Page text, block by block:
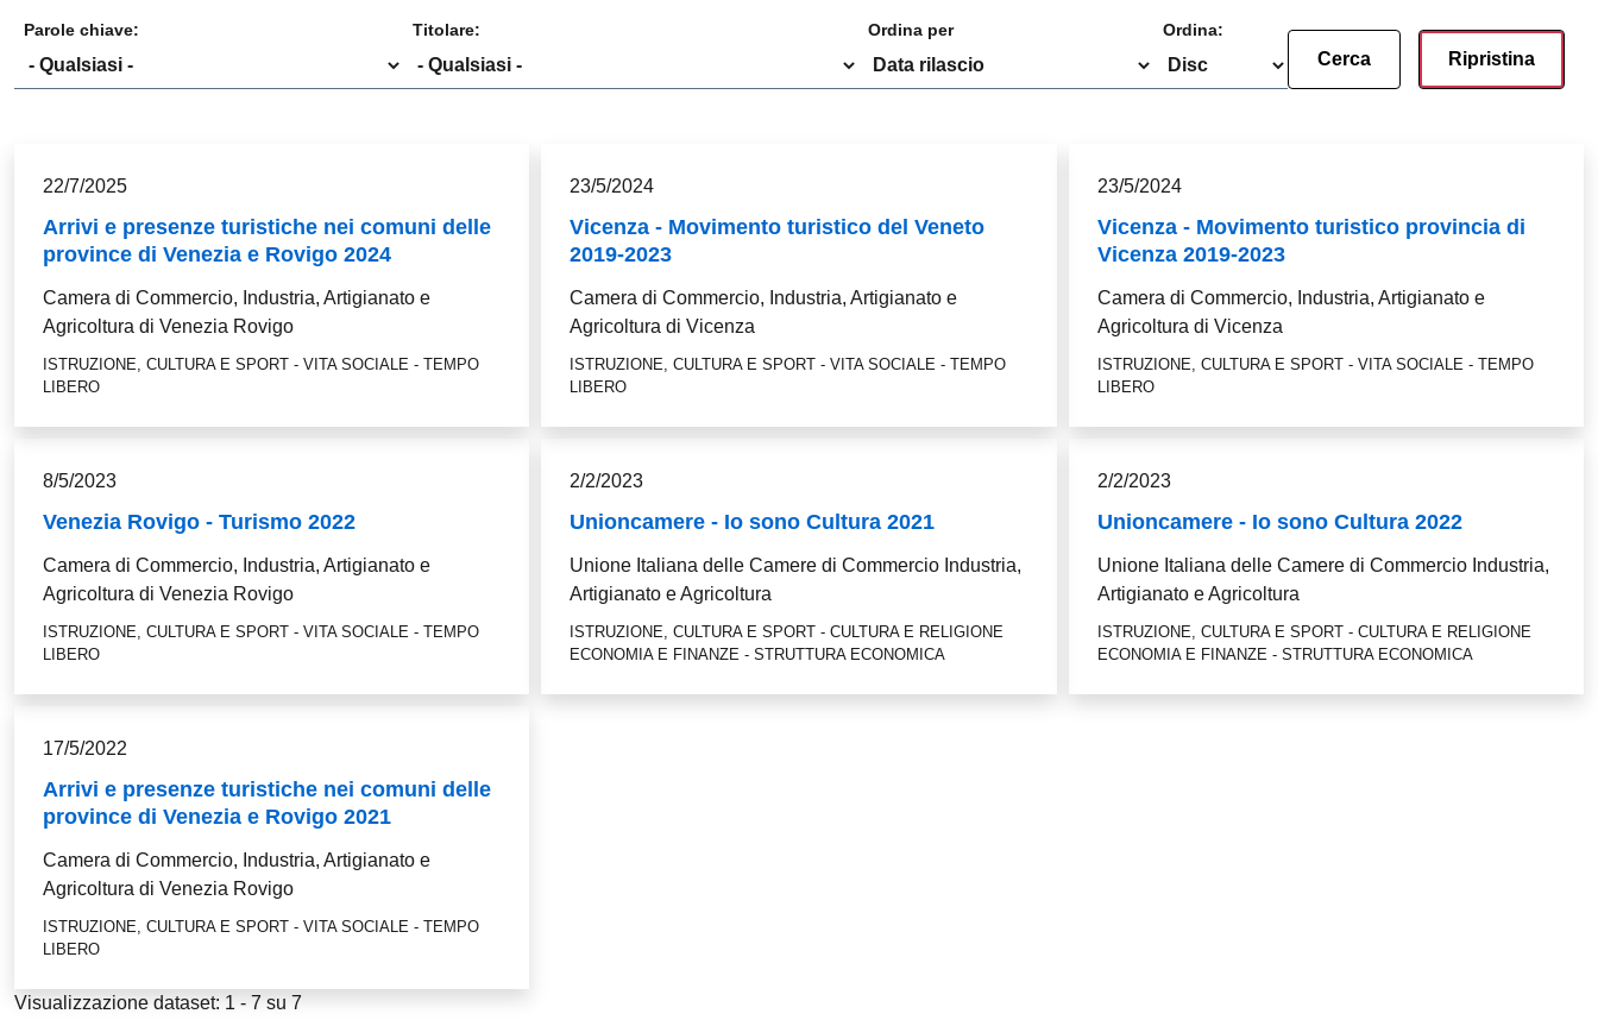
Parole chiave: Titolare: Ordina per Ordina:
22/7/2025
Arrivi e presenze turistiche nei comuni delle
province di Venezia e Rovigo 2024
Camera di Commercio, Industria, Artigianato e
Agricoltura di Venezia Rovigo
ISTRUZIONE, CULTURA E SPORT - VITA SOCIALE - TEMPO
LIBERO
23/5/2024
Vicenza - Movimento turistico del Veneto
2019-2023
Camera di Commercio, Industria, Artigianato e
Agricoltura di Vicenza
ISTRUZIONE, CULTURA E SPORT - VITA SOCIALE - TEMPO
LIBERO
23/5/2024
Vicenza - Movimento turistico provincia di
Vicenza 2019-2023
Camera di Commercio, Industria, Artigianato e
Agricoltura di Vicenza
ISTRUZIONE, CULTURA E SPORT - VITA SOCIALE - TEMPO
LIBERO
8/5/2023
Venezia Rovigo - Turismo 2022
Camera di Commercio, Industria, Artigianato e
Agricoltura di Venezia Rovigo
ISTRUZIONE, CULTURA E SPORT - VITA SOCIALE - TEMPO
LIBERO
2/2/2023
Unioncamere - Io sono Cultura 2021
Unione Italiana delle Camere di Commercio Industria,
Artigianato e Agricoltura
ISTRUZIONE, CULTURA E SPORT - CULTURA E RELIGIONE
ECONOMIA E FINANZE - STRUTTURA ECONOMICA
2/2/2023
Unioncamere - Io sono Cultura 2022
Unione Italiana delle Camere di Commercio Industria,
Artigianato e Agricoltura
ISTRUZIONE, CULTURA E SPORT - CULTURA E RELIGIONE
ECONOMIA E FINANZE - STRUTTURA ECONOMICA
17/5/2022
Arrivi e presenze turistiche nei comuni delle
province di Venezia e Rovigo 2021
Camera di Commercio, Industria, Artigianato e
Agricoltura di Venezia Rovigo
ISTRUZIONE, CULTURA E SPORT - VITA SOCIALE - TEMPO
LIBERO
Visualizzazione dataset: 1 - 7 su 7